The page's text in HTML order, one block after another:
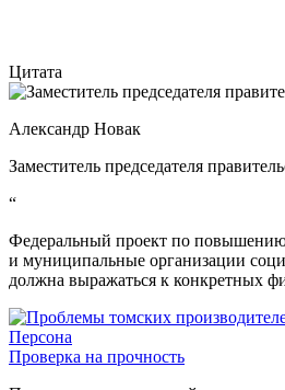
Цитата
Александр Новак
Заместитель председателя
“
Федеральный проект по повышению
и муниципальные организации
должна выражаться к конкретных
Персона
Проверка на прочность